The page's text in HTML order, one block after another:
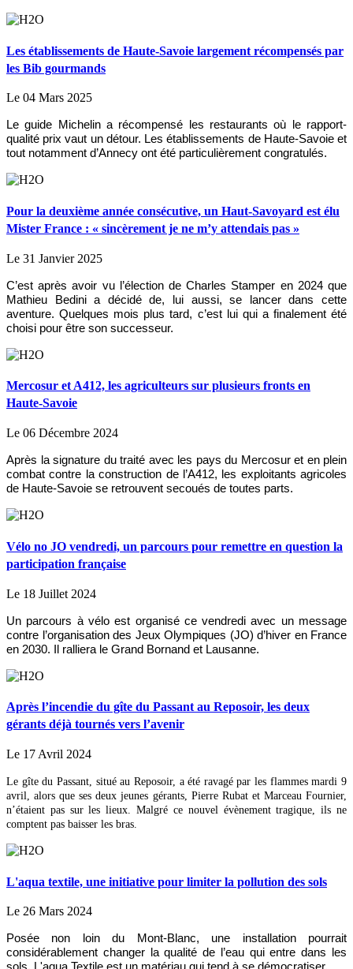
Les établissements de Haute-Savoie largement récompensés par
les Bib gourmands
Le 04 Mars 2025
Le guide Michelin a récompensé les restaurants où le rapport-
qualité prix vaut un détour. Les établissements de Haute-Savoie et
tout notamment d’Annecy ont été particulièrement congratulés.
Pour la deuxième année consécutive, un Haut-Savoyard est élu
Mister France : « sincèrement je ne m’y attendais pas »
Le 31 Janvier 2025
C’est après avoir vu l’élection de Charles Stamper en 2024 que
Mathieu Bedini a décidé de, lui aussi, se lancer dans cette
aventure. Quelques mois plus tard, c’est lui qui a finalement été
choisi pour être son successeur.
Mercosur et A412, les agriculteurs sur plusieurs fronts en
Haute-Savoie
Le 06 Décembre 2024
Après la signature du traité avec les pays du Mercosur et en plein
combat contre la construction de l’A412, les exploitants agricoles
de Haute-Savoie se retrouvent secoués de toutes parts.
Vélo no JO vendredi, un parcours pour remettre en question la
participation française
Le 18 Juillet 2024
Un parcours à vélo est organisé ce vendredi avec un message
contre l’organisation des Jeux Olympiques (JO) d’hiver en France
en 2030. Il ralliera le Grand Bornand et Lausanne.
Après l’incendie du gîte du Passant au Reposoir, les deux
gérants déjà tournés vers l’avenir
Le 17 Avril 2024
Le gîte du Passant, situé au Reposoir, a été ravagé par les flammes mardi 9
avril, alors que ses deux jeunes gérants, Pierre Rubat et Marceau Fournier,
n’étaient pas sur les lieux. Malgré ce nouvel évènement tragique, ils ne
comptent pas baisser les bras.
L'aqua textile, une initiative pour limiter la pollution des sols
Le 26 Mars 2024
Posée non loin du Mont-Blanc, une installation pourrait
considérablement changer la qualité de l’eau qui entre dans les